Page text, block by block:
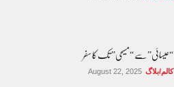
“عیسائی” سے “مسیحی” تک کا سفر
کالم/بلاگ August 22, 2025